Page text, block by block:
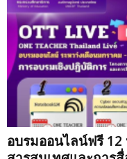
อบรมออนไลน์ฟรี 12